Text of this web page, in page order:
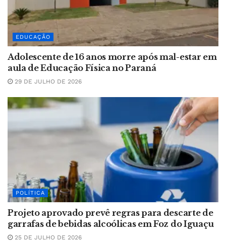
EDUCAÇÃO
Adolescente de 16 anos morre após mal-estar em
aula de Educação Física no Paraná
29 DE JULHO DE 2026
POLÍTICA
Projeto aprovado prevê regras para descarte de
garrafas de bebidas alcoólicas em Foz do Iguaçu
25 DE JULHO DE 2026